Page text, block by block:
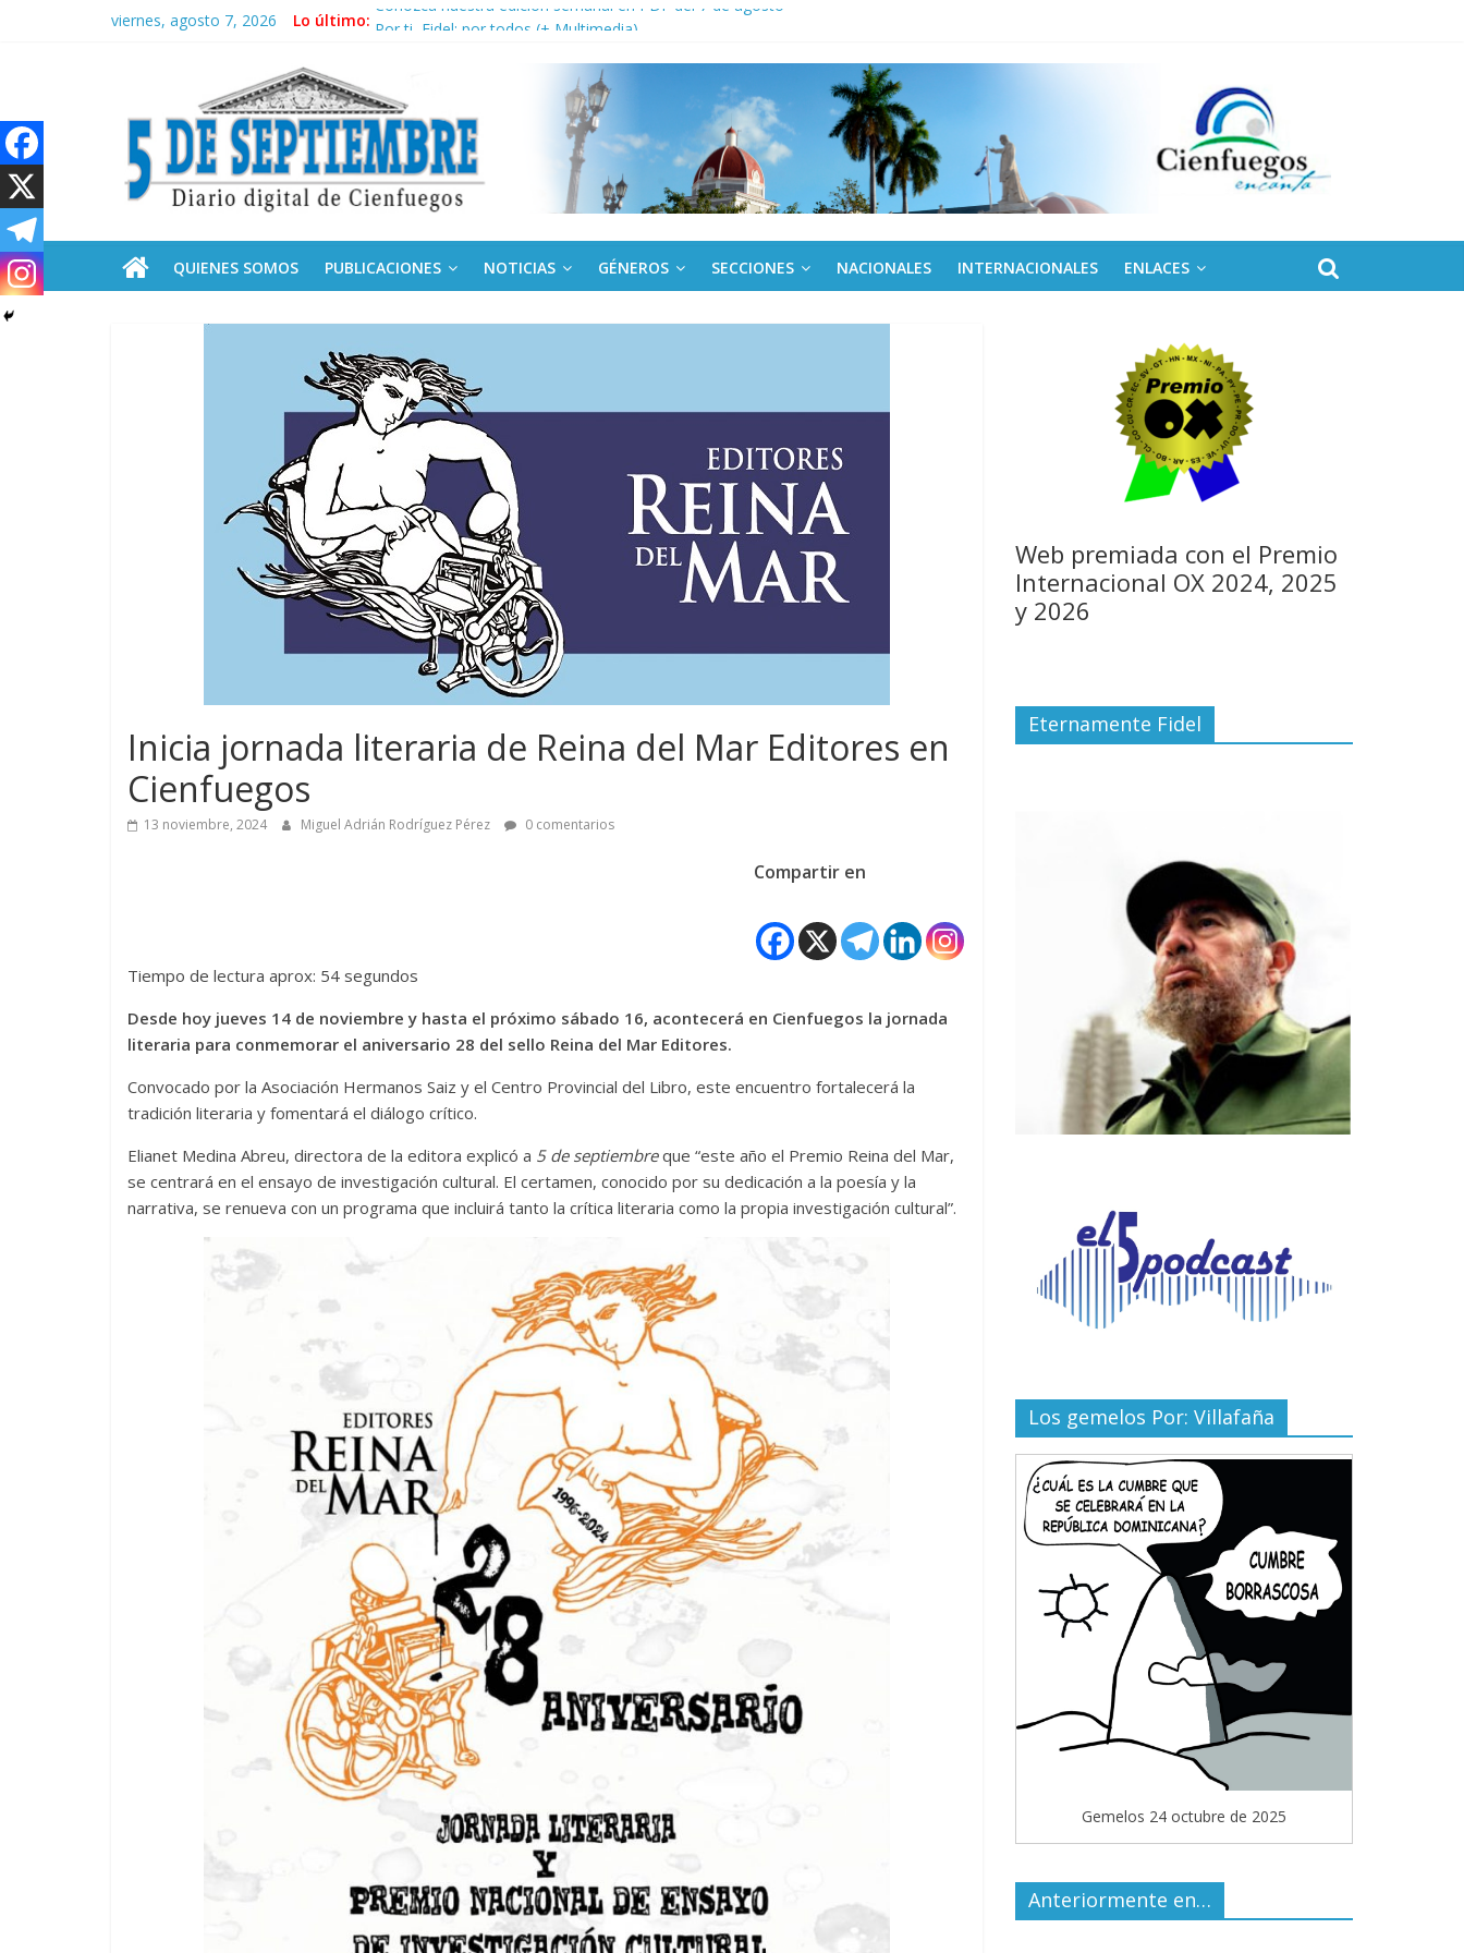
viernes, agosto 7, 2026 Lo último: Conozca nuestra edición semanal en PDF del 7 de agosto
“Junto a Fidel”: En imágenes la prensa cubana rinde tributo al Comandante (+ Fotos)
Solidaridad sin fronteras: brigada chilena viaja a Cuba con donativos por el centenario de Fidel
Operación Cuba Va: cien años, cien escuelas
Septiembre
Diario
de
Cienfuegos,QUIENES SOMOS PUBLICACIONES NOTICIAS GÉNEROS SECCIONES NACIONALES INTERNACIONALES ENLACES
Inicia jornada literaria de Reina del Mar Editores en
Cienfuegos
13 noviembre, 2024 Miguel Adrián Rodríguez Pérez 0 comentarios
Compartir en
Tiempo de lectura aprox: 54 segundos
Desde hoy jueves 14 de noviembre y hasta el próximo sábado 16, acontecerá en Cienfuegos la jornada
literaria para conmemorar el aniversario 28 del sello Reina del Mar Editores.
Convocado por la Asociación Hermanos Saiz y el Centro Provincial del Libro, este encuentro fortalecerá la
tradición literaria y fomentará el diálogo crítico.
Elianet Medina Abreu, directora de la editora explicó a 5 de septiembreque “este año el Premio Reina del Mar,
se centrará en el ensayo de investigación cultural. El certamen, conocido por su dedicación a la poesía y la
narrativa, se renueva con un programa que incluirá tanto la crítica literaria como la propia investigación cultural”.
Web premiada con el Premio
Internacional OX 2024, 2025
y 2026
Eternamente Fidel
Los gemelos Por: Villafaña
Gemelos 24 octubre de 2025
Anteriormente en…